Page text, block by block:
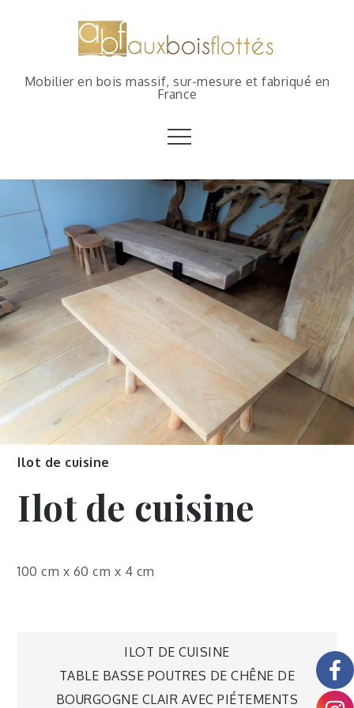
Mobilier en bois massif, sur-mesure et fabriqué en
France
Ilot de cuisine
Ilot de cuisine
100 cm x 60 cm x 4 cm
ILOT DE CUISINE
TABLE BASSE POUTRES DE CHÊNE DE
BOURGOGNE CLAIR AVEC PIÉTEMENTS